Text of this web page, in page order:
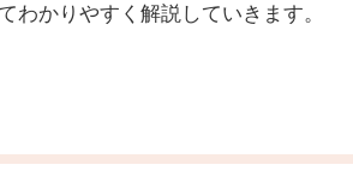
わかりやすく解説していきます。